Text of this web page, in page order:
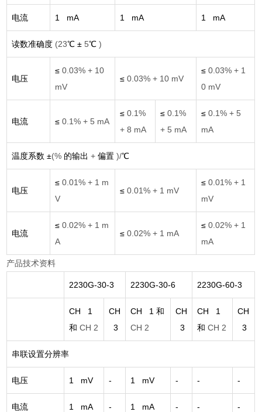
电流 1 mA 1 mA 1 mA
读数准确度 (23℃ ± 5℃ )
电压
≤ 0.03% + 10
mV
≤ 0.03% + 10 mV
≤ 0.03% + 1
0 mV
电流 ≤ 0.1% + 5 mA
≤ 0.1%
+ 8 mA
≤ 0.1%
+ 5 mA
≤ 0.1% + 5
mA
温度系数 ±(% 的输出 +偏置 )/℃
电压
≤ 0.01% + 1 m
V
≤ 0.01% + 1 mV
≤ 0.01% + 1
mV
电流
≤ 0.02% + 1 m
A
≤ 0.02% + 1 mA
≤ 0.02% + 1
mA
产品技术资料
2230G-30-3 2230G-30-6 2230G-60-3
CH 1
和 CH 2
CH
3
CH 1和
CH 2
CH
3
CH 1
和 CH 2
CH
3
串联设置分辨率
电压 1 mV - 1 mV - - -
电流 1 mA - 1 mA - - -